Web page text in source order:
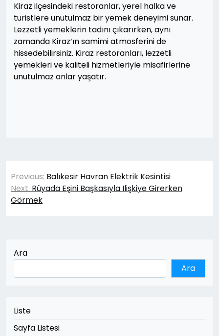
Kiraz ilçesindeki restoranlar, yerel halka ve
turistlere unutulmaz bir yemek deneyimi sunar.
Lezzetli yemeklerin tadını çıkarırken, aynı
zamanda Kiraz’ın samimi atmosferini de
hissedebilirsiniz. Kiraz restoranları, lezzetli
yemekleri ve kaliteli hizmetleriyle misafirlerine
unutulmaz anlar yaşatır.
Yazı
gezinmesi
Previous: Balıkesir Havran Elektrik Kesintisi
Next: Rüyada Eşini Başkasıyla Ilişkiye Girerken
Görmek
Ara
Ara
Liste
Sayfa Listesi